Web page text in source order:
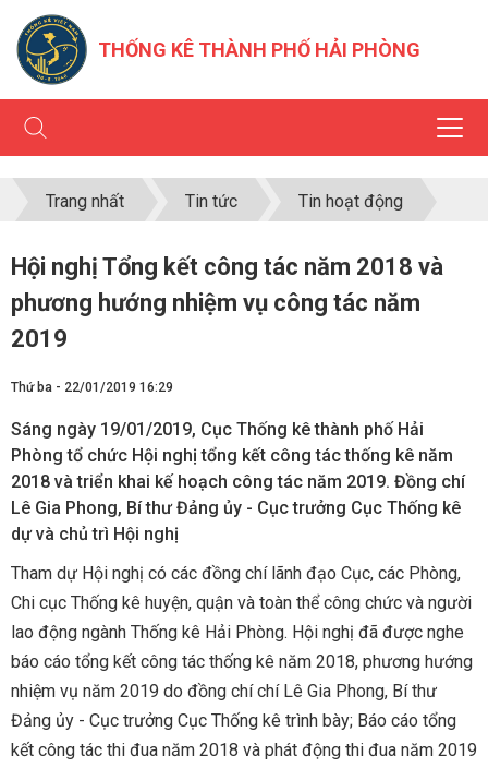
THỐNG KÊ THÀNH PHỐ HẢI PHÒNG
Trang nhất Tin tức Tin hoạt động
Hội nghị Tổng kết công tác năm 2018 và
phương hướng nhiệm vụ công tác năm
2019
Thứ ba - 22/01/2019 16:29
Sáng ngày 19/01/2019, Cục Thống kê thành phố Hải
Phòng tổ chức Hội nghị tổng kết công tác thống kê năm
2018 và triển khai kế hoạch công tác năm 2019. Đồng chí
Lê Gia Phong, Bí thư Đảng ủy - Cục trưởng Cục Thống kê
dự và chủ trì Hội nghị
Tham dự Hội nghị có các đồng chí lãnh đạo Cục, các Phòng,
Chi cục Thống kê huyện, quận và toàn thể công chức và người
lao động ngành Thống kê Hải Phòng. Hội nghị đã được nghe
báo cáo tổng kết công tác thống kê năm 2018, phương hướng
nhiệm vụ năm 2019 do đồng chí chí Lê Gia Phong, Bí thư
Đảng ủy - Cục trưởng Cục Thống kê trình bày; Báo cáo tổng
kết công tác thi đua năm 2018 và phát động thi đua năm 2019